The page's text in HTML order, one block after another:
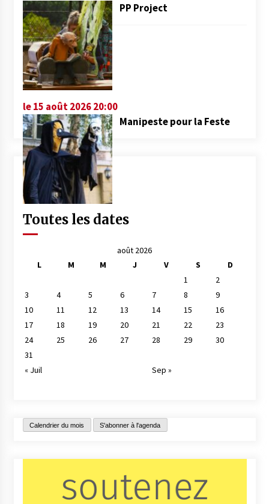
PP Project
le 15 août 2026 20:00
Manipeste pour la Feste
Toutes les dates
août 2026
L
M M J V S
D
1
2
3
4 5 6 7 8
9
10
11 12 13 14 15
16
17
18 19 20 21 22
23
24
25 26 27 28 29
30
31
« Juil
Sep »
Calendrier du mois S'abonner à l'agenda